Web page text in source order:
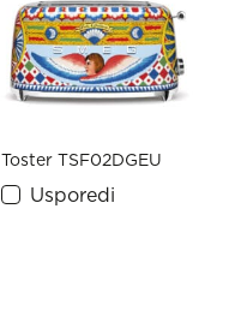
Toster TSF02DGEU
Usporedi